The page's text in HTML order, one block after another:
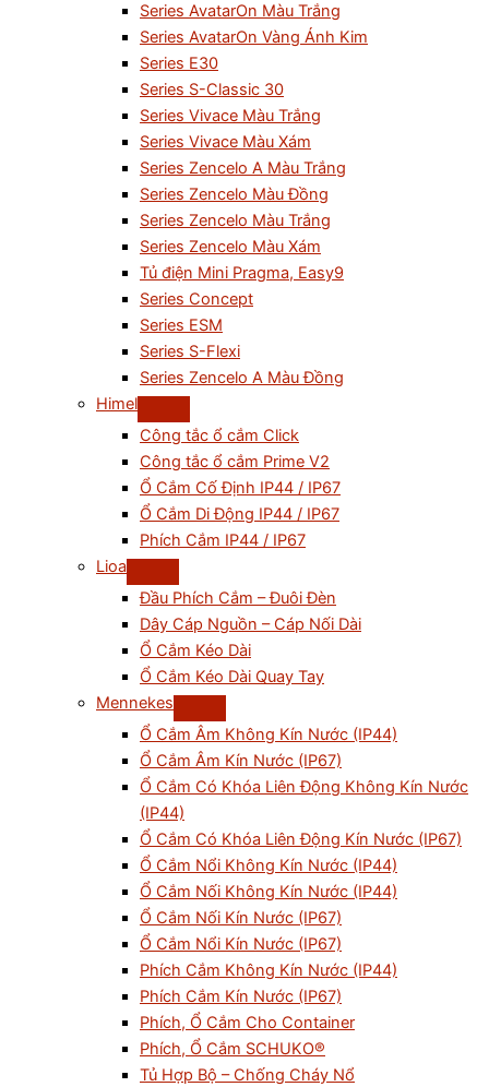
Series AvatarOn Màu Trắng
Series AvatarOn Vàng Ánh Kim
Series E30
Series S-Classic 30
Series Vivace Màu Trắng
Series Vivace Màu Xám
Series Zencelo A Màu Trắng
Series Zencelo Màu Đồng
Series Zencelo Màu Trắng
Series Zencelo Màu Xám
Tủ điện Mini Pragma, Easy9
Series Concept
Series ESM
Series S-Flexi
Series Zencelo A Màu Đồng
Himel
Công tắc ổ cắm Click
Công tắc ổ cắm Prime V2
Ổ Cắm Cố Định IP44 / IP67
Ổ Cắm Di Động IP44 / IP67
Phích Cắm IP44 / IP67
Lioa
Đầu Phích Cắm – Đuôi Đèn
Dây Cáp Nguồn – Cáp Nối Dài
Ổ Cắm Kéo Dài
Ổ Cắm Kéo Dài Quay Tay
Mennekes
Ổ Cắm Âm Không Kín Nước (IP44)
Ổ Cắm Âm Kín Nước (IP67)
Ổ Cắm Có Khóa Liên Động Không Kín Nước
(IP44)
Ổ Cắm Có Khóa Liên Động Kín Nước (IP67)
Ổ Cắm Nổi Không Kín Nước (IP44)
Ổ Cắm Nối Không Kín Nước (IP44)
Ổ Cắm Nối Kín Nước (IP67)
Ổ Cắm Nổi Kín Nước (IP67)
Phích Cắm Không Kín Nước (IP44)
Phích Cắm Kín Nước (IP67)
Phích, Ổ Cắm Cho Container
Phích, Ổ Cắm SCHUKO®
Tủ Hợp Bộ – Chống Cháy Nổ